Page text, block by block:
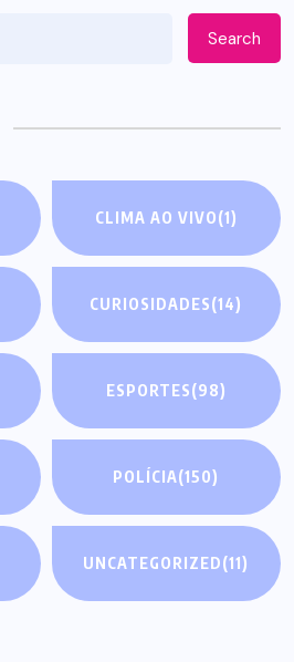
Search
CLIMA AO VIVO(1)
CURIOSIDADES(14)
ESPORTES(98)
POLÍCIA(150)
UNCATEGORIZED(11)